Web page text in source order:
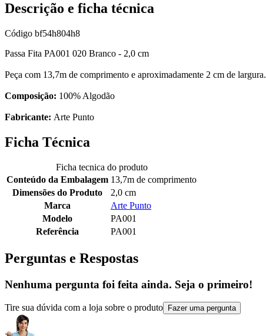
Descrição e ficha técnica
Código bf54h804h8
Passa Fita PA001 020 Branco - 2,0 cm
Peça com 13,7m de comprimento e aproximadamente 2 cm de largura.
Composição: 100% Algodão
Fabricante: Arte Punto
Ficha Técnica
Ficha tecnica do produto
Conteúdo da Embalagem 13,7m de comprimento
Dimensões do Produto
2,0 cm
Marca
Arte Punto
Modelo
PA001
Referência
PA001
Perguntas e Respostas
Nenhuma pergunta foi feita ainda. Seja o primeiro!
Tire sua dúvida com a loja sobre o produto Fazer uma pergunta